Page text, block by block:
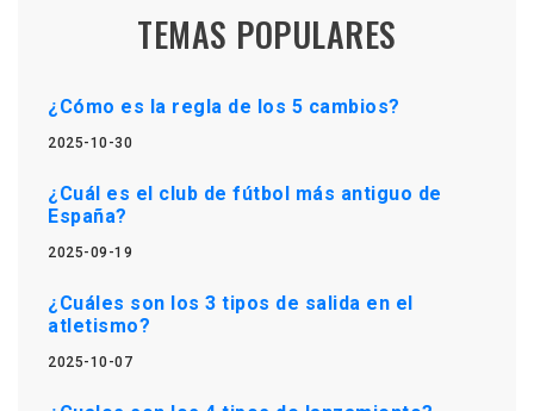
TEMAS POPULARES
¿Cómo es la regla de los 5 cambios?
2025-10-30
¿Cuál es el club de fútbol más antiguo de
España?
2025-09-19
¿Cuáles son los 3 tipos de salida en el
atletismo?
2025-10-07